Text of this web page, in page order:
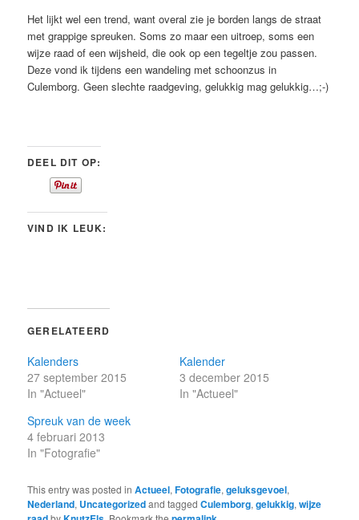
Het lijkt wel een trend, want overal zie je borden langs de straat
met grappige spreuken. Soms zo maar een uitroep, soms een
wijze raad of een wijsheid, die ook op een tegeltje zou passen.
Deze vond ik tijdens een wandeling met schoonzus in
Culemborg. Geen slechte raadgeving, gelukkig mag gelukkig…;-)
DEEL DIT OP:
VIND IK LEUK:
GERELATEERD
Kalenders
27 september 2015
In "Actueel"
Kalender
3 december 2015
In "Actueel"
Spreuk van de week
4 februari 2013
In "Fotografie"
This entry was posted inActueel,Fotografie,geluksgevoel,
Nederland, Uncategorizedand taggedCulemborg,gelukkig,wijze